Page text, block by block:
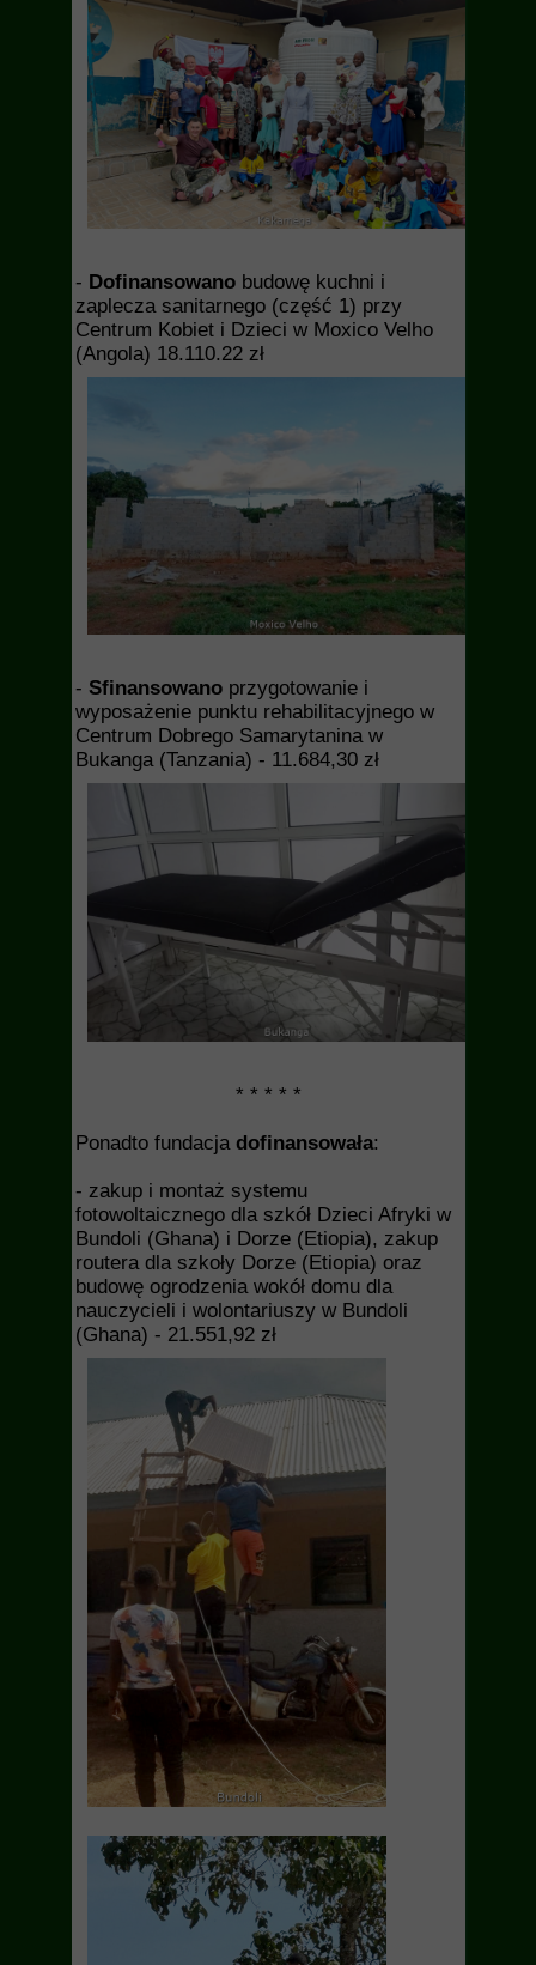
- Dofinansowano budowę kuchni i
zaplecza sanitarnego (część 1) przy
Centrum Kobiet i Dzieci w Moxico Velho
(Angola) 18.110.22 zł
- Sfinansowano przygotowanie i
wyposażenie punktu rehabilitacyjnego w
Centrum Dobrego Samarytanina w
Bukanga (Tanzania) - 11.684,30 zł
* * * * *
Ponadto fundacja dofinansowała:
- zakup i montaż systemu
fotowoltaicznego dla szkół Dzieci Afryki w
Bundoli (Ghana) i Dorze (Etiopia), zakup
routera dla szkoły Dorze (Etiopia) oraz
budowę ogrodzenia wokół domu dla
nauczycieli i wolontariuszy w Bundoli
(Ghana) - 21.551,92 zł